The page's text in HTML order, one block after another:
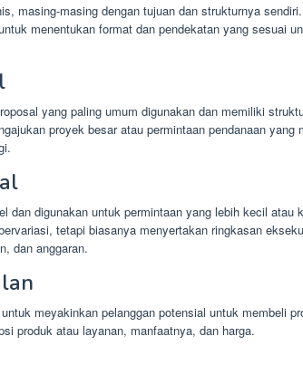
masing-masing dengan tujuan dan strukturnya
menentukan format dan pendekatan yang sesuai
yang paling umum digunakan dan memiliki
proyek besar atau permintaan pendanaan yang
dan digunakan untuk permintaan yang lebih kecil atau
tetapi biasanya menyertakan ringkasan
dan anggaran.
meyakinkan pelanggan potensial untuk membeli
produk atau layanan, manfaatnya, dan harga.